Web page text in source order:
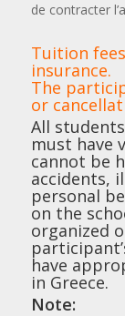
de contracter
Tuition
insurance.
The
or
All
must have
cannot be
accidents,
personal
on the
organized
have
in Greece.
Note: